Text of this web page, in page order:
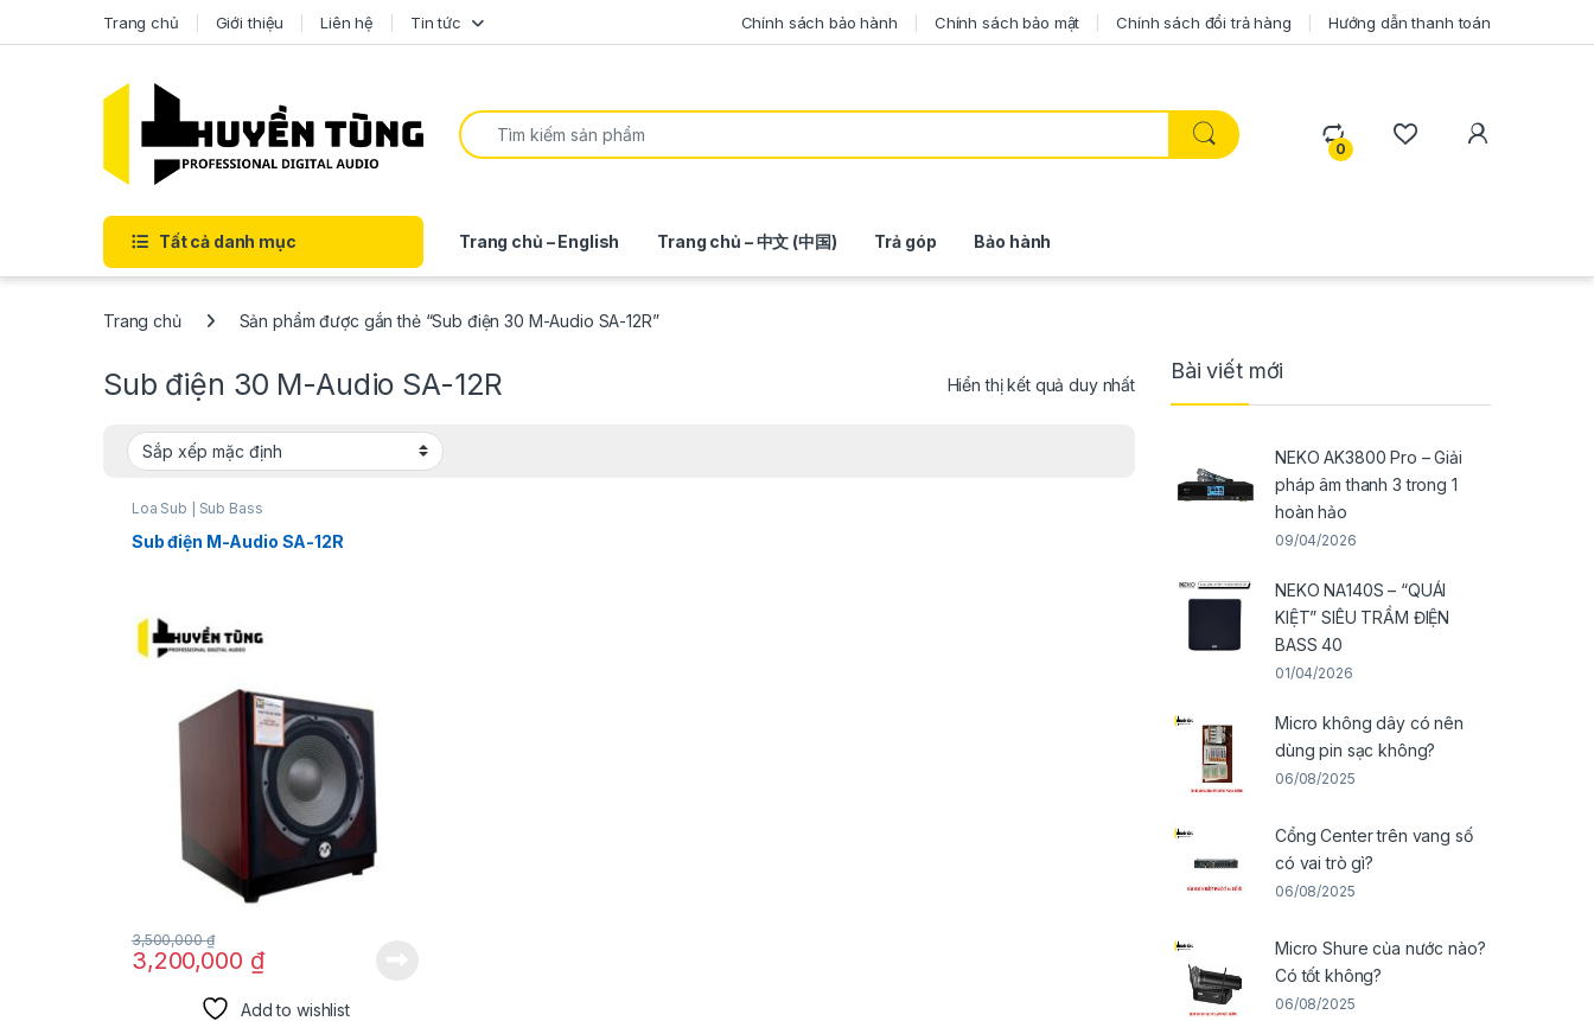
Trang chủ Giới thiệu Liên hệ Tin tức Chính sách bảo hành Chính sách bảo mật Chính sách đổi trả hàng Hướng dẫn thanh toán
0
Tất cả danh mục Trang chủ – English Trang chủ – 中文 (中国) Trả góp Bảo hành
Trang chủ Sản phẩm được gắn thẻ “Sub điện 30 M-Audio SA-12R”
Sub điện 30 M-Audio SA-12R Hiển thị kết quả duy nhất
Loa Sub | Sub Bass
Sub điện M-Audio SA-12R
3,200,000 ₫
3,500,000₫
Add to wishlist
Bài viết mới
NEKO AK3800 Pro – Giải
pháp âm thanh 3 trong 1
hoàn hảo
09/04/2026
NEKO NA140S – “QUÁI
KIỆT” SIÊU TRẦM ĐIỆN
BASS 40
01/04/2026
Micro không dây có nên
dùng pin sạc không?
06/08/2025
Cổng Center trên vang số
có vai trò gì?
06/08/2025
Micro Shure của nước nào?
Có tốt không?
06/08/2025